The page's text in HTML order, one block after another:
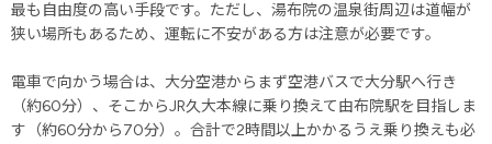
最も自由度の高い手段です。ただし、湯布院の温泉街周辺は道幅が
狭い場所もあるため、運転に不安がある方は注意が必要です。
電車で向かう場合は、大分空港からまず空港バスで大分駅へ行き
（約60分）、そこからJR久大本線に乗り換えて由布院駅を目指しま
す（約60分から70分）。合計で2時間以上かかるうえ乗り換えも必